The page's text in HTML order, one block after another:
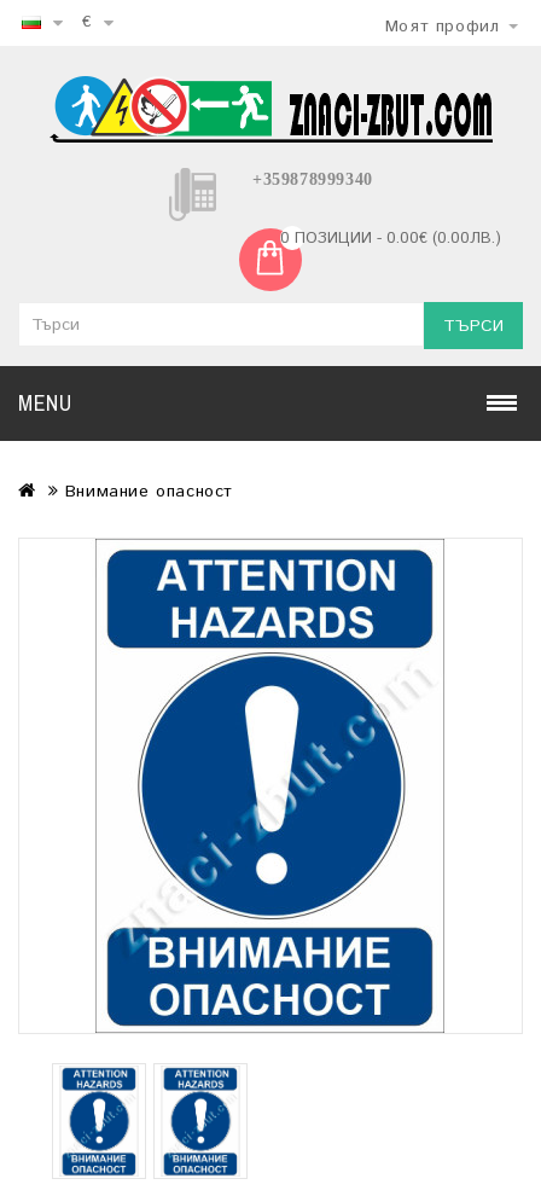
€ Моят профил
+359878999340
0 ПОЗИЦИИ - 0.00€ (0.00ЛВ.)
ТЪРСИ
MENU
Внимание опасност